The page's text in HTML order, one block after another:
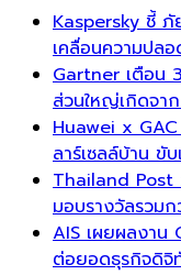
Kaspersky ชี้ ภั
เคลื่อนความปล
Gartner เตือน
ส่วนใหญ่เกิดจา
Huawei x GAC
ลาร์เซลล์บ้าน ขั
Thailand Post
มอบรางวัลรวม
AIS เผยผลงาน
ต่อยอดธุรกิจดิจิ